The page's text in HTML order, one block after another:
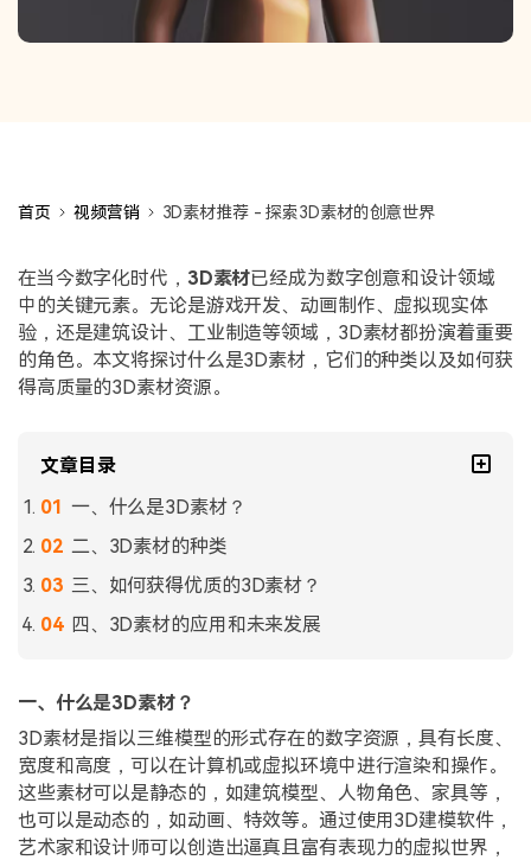
首页 视频营销 3D素材推荐 - 探索3D素材的创意世界
在当今数字化时代， 3D素材已经成为数字创意和设计领域
中的关键元素。无论是游戏开发、动画制作、虚拟现实体
验，还是建筑设计、工业制造等领域，3D素材都扮演着重要
的角色。本文将探讨什么是3D素材，它们的种类以及如何获
得高质量的3D素材资源。
文章目录
一、什么是3D素材？
二、3D素材的种类
三、如何获得优质的3D素材？
四、3D素材的应用和未来发展
一、什么是3D素材？
3D素材是指以三维模型的形式存在的数字资源，具有长度、
宽度和高度，可以在计算机或虚拟环境中进行渲染和操作。
这些素材可以是静态的，如建筑模型、人物角色、家具等，
也可以是动态的，如动画、特效等。通过使用3D建模软件，
艺术家和设计师可以创造出逼真且富有表现力的虚拟世界，